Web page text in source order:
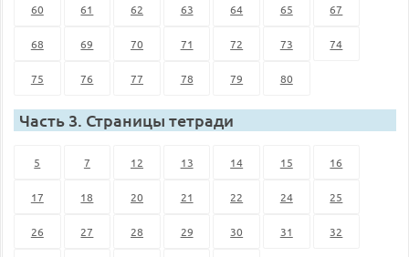
60 61 62 63 64 65 67
68 69 70 71 72 73 74
75 76 77 78 79 80
Часть 3. Страницы тетради
5 7 12 13 14 15 16
17 18 20 21 22 24 25
26 27 28 29 30 31 32